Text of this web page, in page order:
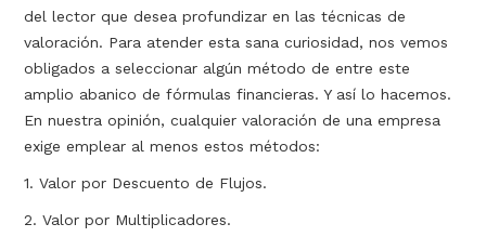
del lector que desea profundizar en las técnicas de
valoración. Para atender esta sana curiosidad, nos vemos
obligados a seleccionar algún método de entre este
amplio abanico de fórmulas financieras. Y así lo hacemos.
En nuestra opinión, cualquier valoración de una empresa
exige emplear al menos estos métodos:
1. Valor por Descuento de Flujos.
2. Valor por Multiplicadores.